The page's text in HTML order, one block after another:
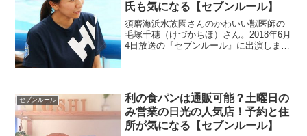
氏も気になる【セブンルール】
須磨海浜水族園さんのかわいい獣医師の
毛塚千穂（けづかちほ）さん。2018年6月
4日放送の『セブンルール』に出演しまし
す。
セブンルール
利の食パンは通販可能？土曜日の
み営業の日光の人気店！予約と住
所が気になる【セブンルール】